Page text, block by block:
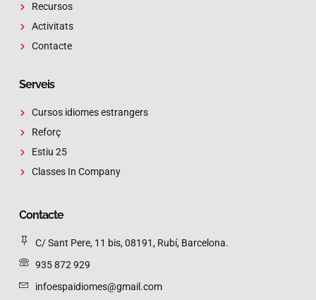
Recursos
Activitats
Contacte
Serveis
Cursos idiomes estrangers
Reforç
Estiu 25
Classes In Company
Contacte
C/ Sant Pere, 11 bis, 08191, Rubí, Barcelona.
935 872 929
infoespaidiomes@gmail.com